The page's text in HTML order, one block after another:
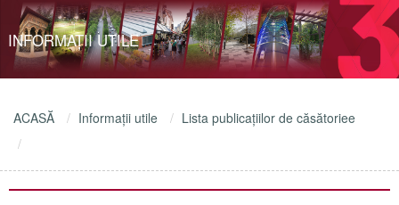
INFORMAŢII UTILE
ACASĂ Informaţii utile Lista publicațiilor de căsătoriee